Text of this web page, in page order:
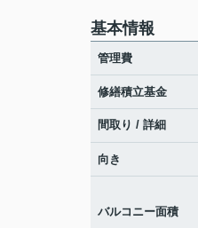
基本情報
管理費
修繕積立基金
間取り / 詳細
向き
バルコニー面積